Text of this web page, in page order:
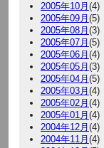
2005年10月 (4)
2005年09月 (5)
2005年08月 (3)
2005年07月 (5)
2005年06月 (4)
2005年05月 (3)
2005年04月 (5)
2005年03月 (4)
2005年02月 (4)
2005年01月 (4)
2004年12月 (4)
2004年11月 (4)